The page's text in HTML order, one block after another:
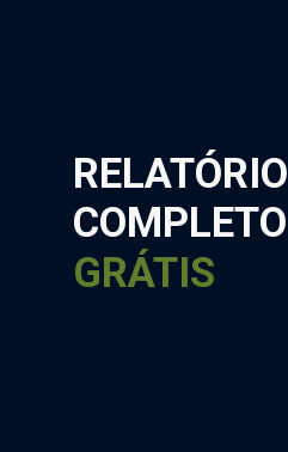
RELATÓRIO
COMPLETO
GRÁTIS